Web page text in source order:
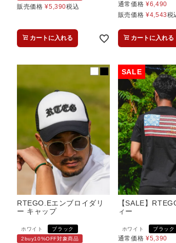
販売価格 ¥5,390税込
カートに入れる
通常価格 ¥6,490
販売価格 ¥4,543税
カートに入れる
RTEGO.Eエンブロイダリ
ー キャップ
ホワイト
ブラック
2buy10%OFF対象商品
【SALE】
ィー
ホワイト ブラック
通常価格 ¥5,390